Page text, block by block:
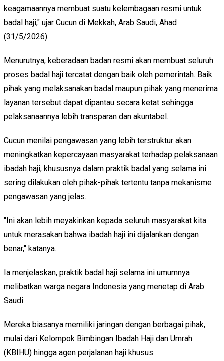
keagamaannya membuat suatu kelembagaan resmi untuk
badal haji," ujar Cucun di Mekkah, Arab Saudi, Ahad
(31/5/2026).
Menurutnya, keberadaan badan resmi akan membuat seluruh
proses badal haji tercatat dengan baik oleh pemerintah. Baik
pihak yang melaksanakan badal maupun pihak yang menerima
layanan tersebut dapat dipantau secara ketat sehingga
pelaksanaannya lebih transparan dan akuntabel.
Cucun menilai pengawasan yang lebih terstruktur akan
meningkatkan kepercayaan masyarakat terhadap pelaksanaan
ibadah haji, khususnya dalam praktik badal yang selama ini
sering dilakukan oleh pihak-pihak tertentu tanpa mekanisme
pengawasan yang jelas.
"Ini akan lebih meyakinkan kepada seluruh masyarakat kita
untuk merasakan bahwa ibadah haji ini dijalankan dengan
benar," katanya.
Ia menjelaskan, praktik badal haji selama ini umumnya
melibatkan warga negara Indonesia yang menetap di Arab
Saudi.
Mereka biasanya memiliki jaringan dengan berbagai pihak,
mulai dari Kelompok Bimbingan Ibadah Haji dan Umrah
(KBIHU) hingga agen perjalanan haji khusus.